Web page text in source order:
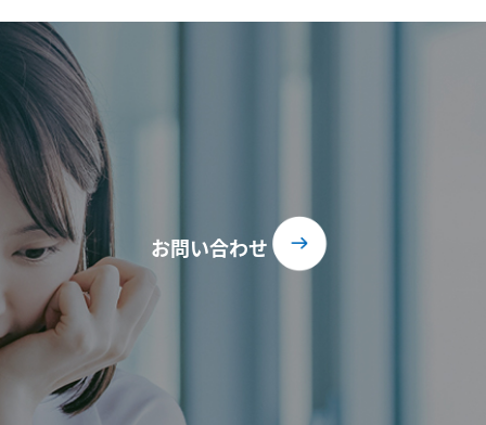
お問い合わせ